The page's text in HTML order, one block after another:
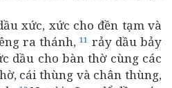
xức, xức cho đền tạm và
ra thánh,11 rảy dầu bảy
dầu cho bàn thờ cùng các
cái thùng và chân thùng,